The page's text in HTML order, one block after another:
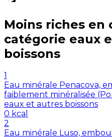
Moins riches en
catégorie eaux
boissons
1
Eau minérale Penacova,
faiblement minéralisée
eaux et autres boissons
0 kcal
2
Eau minérale Luso,